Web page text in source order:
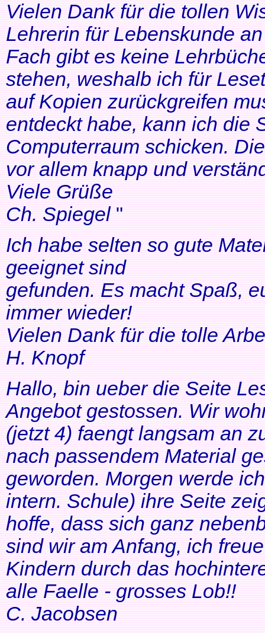
Vielen Dank für die tollen
Lehrerin für Lebenskunde
Fach gibt es keine
stehen, weshalb ich für
auf Kopien zurückgreifen
entdeckt habe, kann ich die
Computerraum schicken.
vor allem knapp und
Viele Grüße
Ch. Spiegel"
Ich habe selten so gute
geeignet sind
gefunden. Es macht Spaß,
immer wieder!
Vielen Dank für die tolle
H. Knopf
Hallo, bin ueber die Seite
Angebot gestossen. Wir
(jetzt 4) faengt langsam an
nach passendem Material
geworden. Morgen werde
intern. Schule) ihre Seite
hoffe, dass sich ganz
sind wir am Anfang, ich
Kindern durch das
alle Faelle - grosses Lob!!
C. Jacobsen